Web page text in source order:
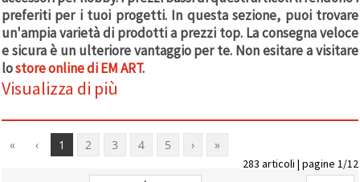
del nostro
sito web.
Con il tuo
consenso,
utilizziamo
i cookie
anche per
scopi
marketing e
per
preferiti per i tuoi progetti. In questa sezione, puoi trovare
un'ampia varietà di prodotti a prezzi top. La consegna veloce
e sicura è un ulteriore vantaggio per te. Non esitare a visitare
lostore online di EM ART.
Visualizza di più
« ‹ 1 2 3 4 5 › »
283 articoli | pagine 1/12